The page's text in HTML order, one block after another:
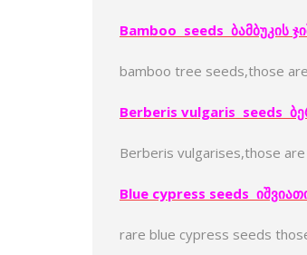
Bamboo seeds ბამბუკის
bamboo tree seeds,those
Berberis vulgaris seeds
Berberis vulgarises,those
Blue cypress seeds
rare blue cypress seeds